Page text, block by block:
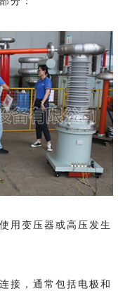
用变压器或高压发生
接，通常包括电极和